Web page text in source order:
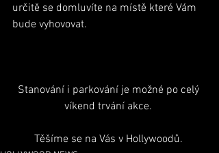
určitě se domluvíte na místě které Vám
bude vyhovovat.
Stanování i parkování je možné po celý
víkend trvání akce.
Těšíme se na Vás v Hollywoodů.